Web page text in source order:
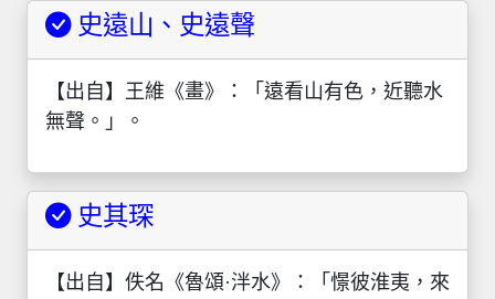
史遠山、史遠聲
【出自】王維《畫》：「遠看山有色，近聽水
無聲。」。
史其琛
【出自】佚名《魯頌·泮水》：「憬彼淮夷，來